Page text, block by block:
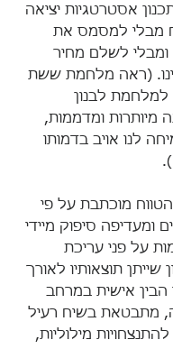
אסטרטגיות יציאה
מבלי למסמס את
לשלם מחיר
(ראה מלחמת ששת
למלחמת לבנון
18 שנה מיותרות ומדממות,
לנו אויב בדמותו
מוכתבת על פי
ומעדיפה סיפוק מיידי
על פני עריכת
שייתן תוצאותיו לאורך
הבין אישית במרחב
מתבטאת בשיח רעיל
מילוליות,